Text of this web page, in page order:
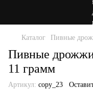
Каталог Пивные
Пивные
11 грамм
Артикул: copy_23